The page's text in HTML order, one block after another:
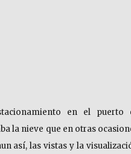
en el puerto
la nieve que en otras
así, las vistas y la